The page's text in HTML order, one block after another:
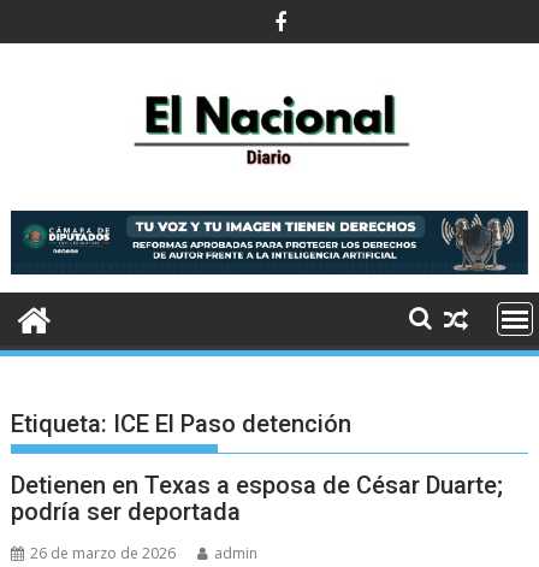
al
Etiqueta: ICE El Paso detención
Detienen en Texas a esposa de César Duarte;
podría ser deportada
26 de marzo de 2026 admin